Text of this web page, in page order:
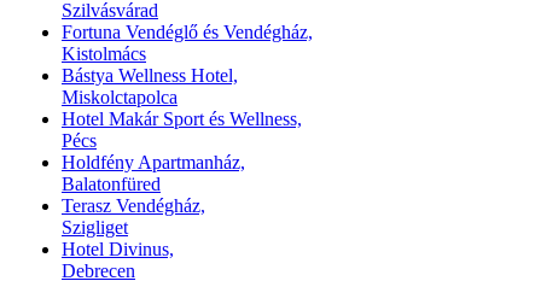
Szilvásvárad
Fortuna Vendéglő és Vendégház,
Kistolmács
Bástya Wellness Hotel,
Miskolctapolca
Hotel Makár Sport és Wellness,
Pécs
Holdfény Apartmanház,
Balatonfüred
Terasz Vendégház,
Szigliget
Hotel Divinus,
Debrecen